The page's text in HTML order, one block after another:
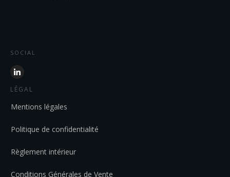
SOCIAL
LÉGAL
Mentions légales
Politique de confidentialité
Règlement intérieur
Conditions Générales de Vente